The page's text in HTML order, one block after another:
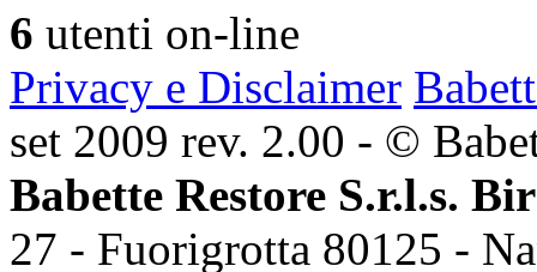
6 utenti on-line
Privacy e Disclaimer
set 2009 rev. 2.00 - ©
Babette Restore S.r.l.s.
27 - Fuorigrotta 80125 -